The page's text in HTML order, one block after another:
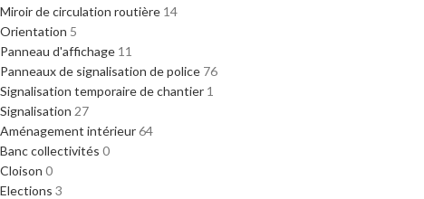
Miroir de circulation routière 14
Orientation 5
Panneau d'affichage 11
Panneaux de signalisation de police 76
Signalisation temporaire de chantier 1
Signalisation 27
Aménagement intérieur64
Banc collectivités 0
Cloison 0
Elections 3